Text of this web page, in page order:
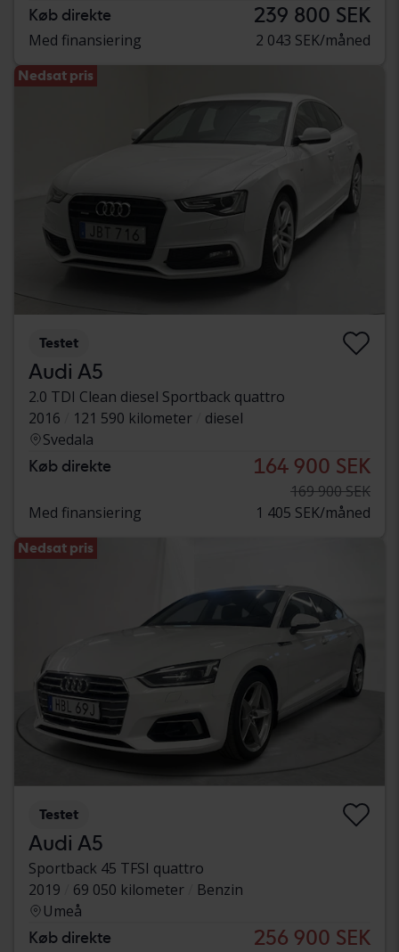
Køb direkte 239 800 SEK
Med finansiering 2 043 SEK/måned
Nedsat pris
Testet
Audi A5
2.0 TDI Clean diesel Sportback quattro
2016
121 590 kilometer
diesel
Svedala
Køb direkte 164 900 SEK
169 900 SEK
Med finansiering
1 405 SEK/måned
Nedsat pris
Testet
Audi A5
Sportback 45 TFSI quattro
2019
69 050 kilometer
Benzin
Umeå
Køb direkte 256 900 SEK